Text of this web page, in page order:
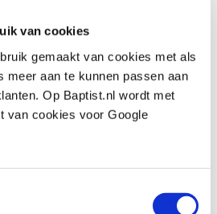
van cookies
gemaakt van cookies met als
meer aan te kunnen passen aan
Op Baptist.nl wordt met
van cookies voor Google
chuck 'Talon' zonder adapter
23984
excl. btw